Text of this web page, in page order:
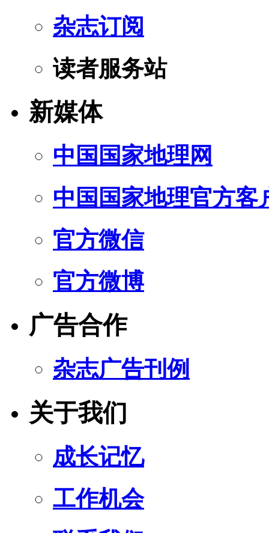
杂志订阅
读者服务站
新媒体
中国国家地理网
中国国家地理官方客
官方微信
官方微博
广告合作
杂志广告刊例
关于我们
成长记忆
工作机会